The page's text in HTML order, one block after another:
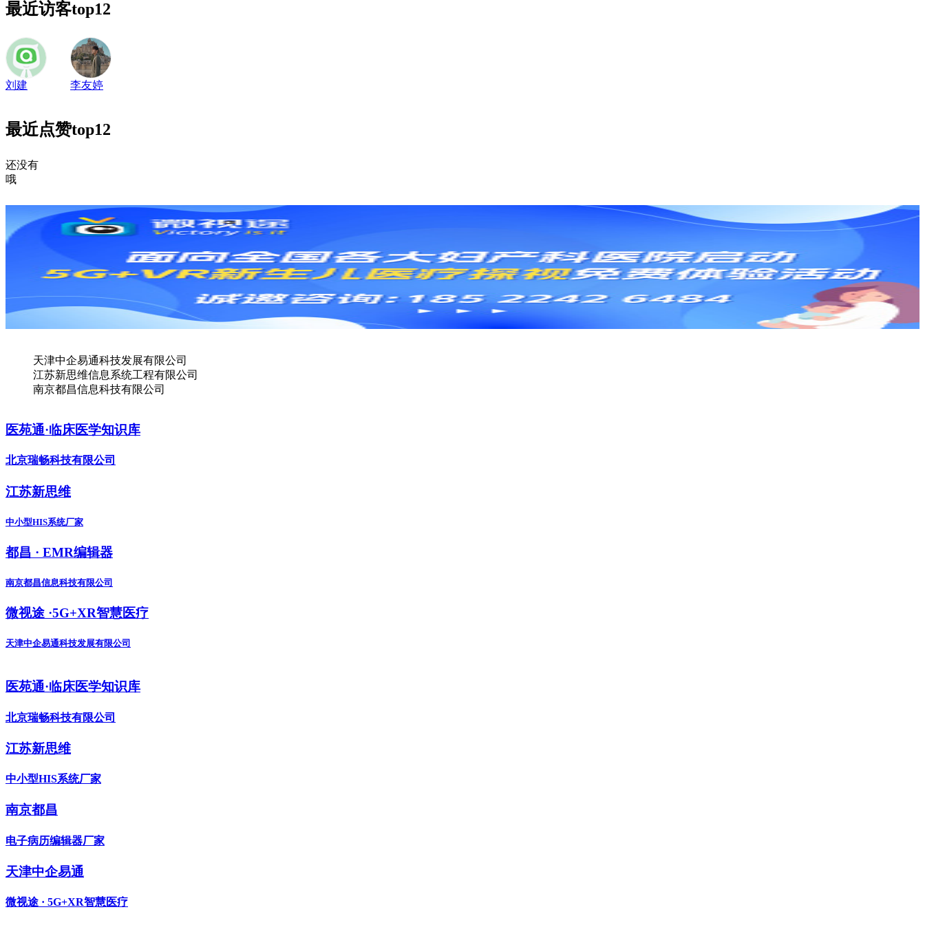
最近访客top12
刘建 李友婷
最近点赞top12
还没有
哦
天津中企易通科技发展有限公司
江苏新思维信息系统工程有限公司
南京都昌信息科技有限公司
医苑通·临床医学知识库
北京瑞畅科技有限公司
江苏新思维
中小型HIS系统厂家
都昌 · EMR编辑器
南京都昌信息科技有限公司
微视途 ·5G+XR智慧医疗
天津中企易通科技发展有限公司
医苑通·临床医学知识库
北京瑞畅科技有限公司
江苏新思维
中小型HIS系统厂家
南京都昌
电子病历编辑器厂家
天津中企易通
微视途 · 5G+XR智慧医疗